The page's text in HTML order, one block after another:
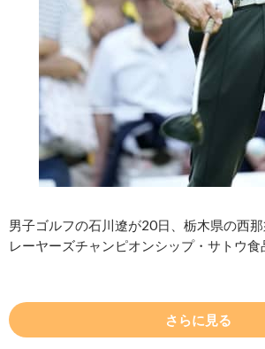
男子ゴルフの石川遼が20日、栃木県の西
レーヤーズチャンピオンシップ・サトウ
さらに見る